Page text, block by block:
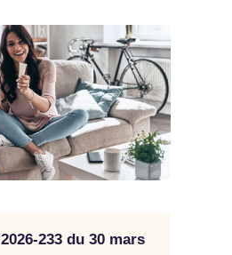
233 du 30 mars